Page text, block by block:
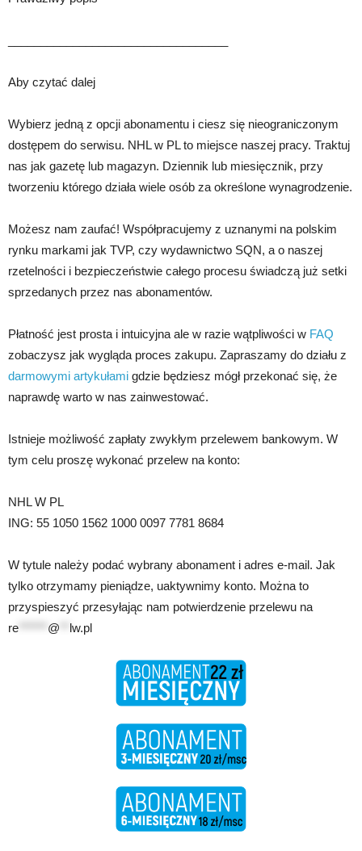
Aby czytać dalej
Wybierz jedną z opcji abonamentu i ciesz się nieograniczonym
dostępem do serwisu. NHL w PL to miejsce naszej pracy. Traktuj
nas jak gazetę lub magazyn. Dziennik lub miesięcznik, przy
tworzeniu którego działa wiele osób za określone wynagrodzenie.
Możesz nam zaufać! Współpracujemy z uznanymi na polskim
rynku markami jak TVP, czy wydawnictwo SQN, a o naszej
rzetelności i bezpieczeństwie całego procesu świadczą już setki
sprzedanych przez nas abonamentów.
Płatność jest prosta i intuicyjna ale w razie wątpliwości w FAQ
zobaczysz jak wygląda proces zakupu. Zapraszamy do działu z
darmowymi artykułami gdzie będziesz mógł przekonać się, że
naprawdę warto w nas zainwestować.
Istnieje możliwość zapłaty zwykłym przelewem bankowym. W
tym celu proszę wykonać przelew na konto:
NHL W PL
ING: 55 1050 1562 1000 0097 7781 8684
W tytule należy podać wybrany abonament i adres e-mail. Jak
tylko otrzymamy pieniądze, uaktywnimy konto. Można to
przyspieszyć przesyłając nam potwierdzenie przelewu na
re
@ lw.pl